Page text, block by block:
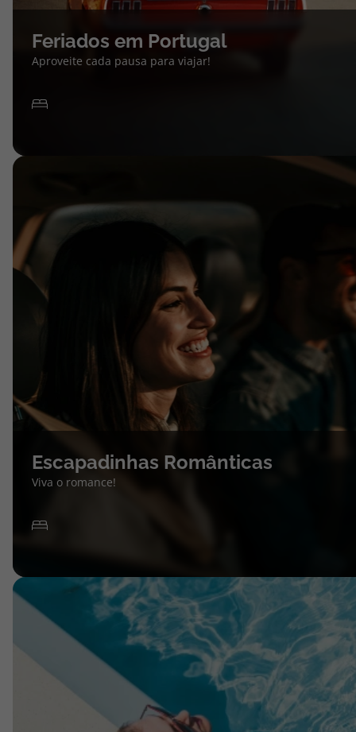
Feriados em Portugal
Aproveite cada pausa para viajar!
Escapadinhas Românticas
Viva o romance!